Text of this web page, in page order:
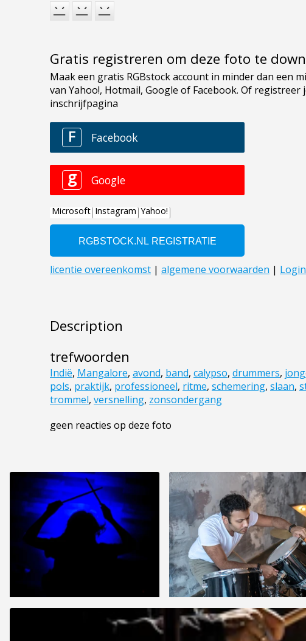
Gratis registreren om deze foto te
Description
trefwoorden
Indië, Mangalore, avond, band, calypso, drummers,
pols, praktijk, professioneel, ritme, schemering, slaan,
trommel, versnelling, zonsondergang
geen reacties op deze foto